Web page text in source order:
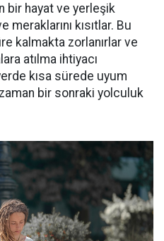
bir hayat ve yerleşik
meraklarını kısıtlar. Bu
kalmakta zorlanırlar ve
atılma ihtiyacı
kısa sürede uyum
bir sonraki yolculuk